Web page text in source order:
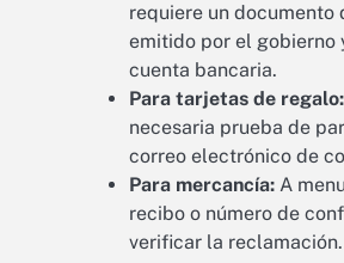
requiere un documento
emitido por el gobierno
cuenta bancaria.
Para tarjetas de regalo:
necesaria prueba de
correo electrónico de
Para mercancía: A
recibo o número de
verificar la reclamación.